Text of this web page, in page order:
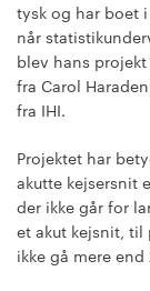
tysk og har boet
når
blev hans
fra Carol
fra IHI.
Projektet har
akutte kejsersnit
der ikke går for
et akut kejsnit, til
ikke gå mere